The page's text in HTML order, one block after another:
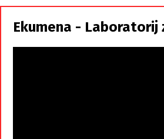
Srbi,
istorodna
braća
Ekumena - Laboratorij